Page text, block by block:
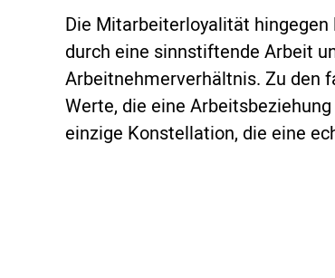
Die Mitarbeiterloyalität
durch eine sinnstiftende Arbeit
Arbeitnehmerverhältnis. Zu den
Werte, die eine
einzige Konstellation, die eine